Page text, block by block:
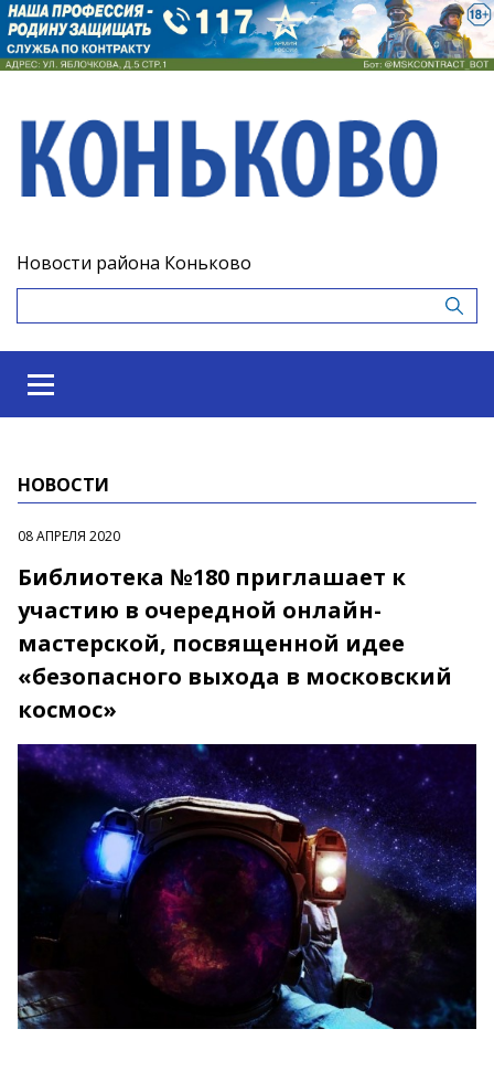
Новости района Коньково
НОВОСТИ
08 АПРЕЛЯ 2020
Библиотека №180 приглашает к
участию в очередной онлайн-
мастерской, посвященной идее
«безопасного выхода в московский
космос»